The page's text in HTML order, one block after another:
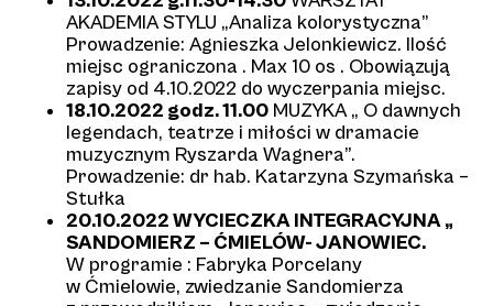
AKADEMIA STYLU „Analiza kolorystyczna”
Prowadzenie: Agnieszka Jelonkiewicz. Ilość
miejsc ograniczona . Max 10 os . Obowiązują
zapisy od 4.10.2022 do wyczerpania miejsc.
18.10.2022 godz. 11.00 MUZYKA „ O dawnych
legendach, teatrze i miłości w dramacie
muzycznym Ryszarda Wagnera”.
Prowadzenie: dr hab. Katarzyna Szymańska –
Stułka
20.10.2022 WYCIECZKA INTEGRACYJNA „
SANDOMIERZ – ĆMIELÓW- JANOWIEC.
W programie : Fabryka Porcelany
w Ćmielowie, zwiedzanie Sandomierza